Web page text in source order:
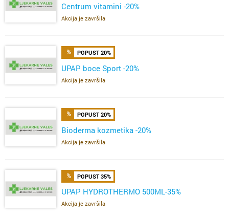
Centrum vitamini -20%
Akcija je završila
POPUST 20%
UPAP boce Sport -20%
Akcija je završila
POPUST 20%
Bioderma kozmetika -20%
Akcija je završila
POPUST 35%
UPAP HYDROTHERMO 500ML-35%
Akcija je završila